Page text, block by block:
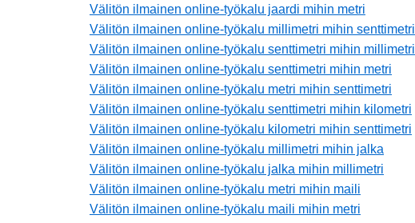
Välitön ilmainen online-työkalu jaardi mihin metri
Välitön ilmainen online-työkalu millimetri mihin senttimetri
Välitön ilmainen online-työkalu senttimetri mihin millimetri
Välitön ilmainen online-työkalu senttimetri mihin metri
Välitön ilmainen online-työkalu metri mihin senttimetri
Välitön ilmainen online-työkalu senttimetri mihin kilometri
Välitön ilmainen online-työkalu kilometri mihin senttimetri
Välitön ilmainen online-työkalu millimetri mihin jalka
Välitön ilmainen online-työkalu jalka mihin millimetri
Välitön ilmainen online-työkalu metri mihin maili
Välitön ilmainen online-työkalu maili mihin metri